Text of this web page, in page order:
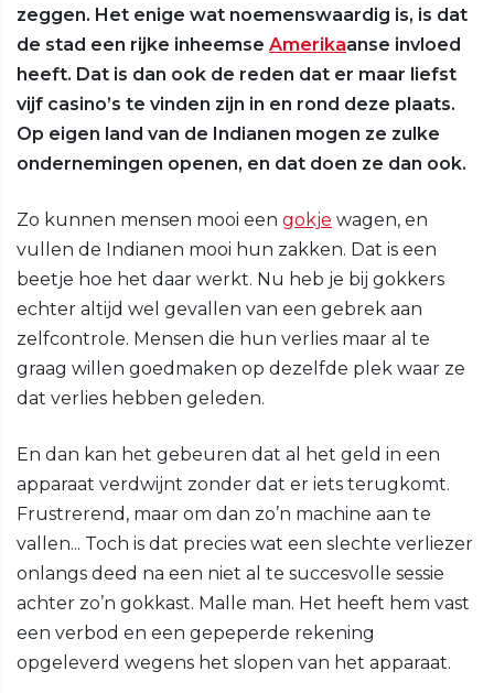
zeggen. Het enige wat noemenswaardig is, is dat
de stad een rijke inheemse Amerikaanse invloed
heeft. Dat is dan ook de reden dat er maar liefst
vijf casino’s te vinden zijn in en rond deze plaats.
Op eigen land van de Indianen mogen ze zulke
ondernemingen openen, en dat doen ze dan ook.
Zo kunnen mensen mooi een gokje wagen, en
vullen de Indianen mooi hun zakken. Dat is een
beetje hoe het daar werkt. Nu heb je bij gokkers
echter altijd wel gevallen van een gebrek aan
zelfcontrole. Mensen die hun verlies maar al te
graag willen goedmaken op dezelfde plek waar ze
dat verlies hebben geleden.
En dan kan het gebeuren dat al het geld in een
apparaat verdwijnt zonder dat er iets terugkomt.
Frustrerend, maar om dan zo’n machine aan te
vallen... Toch is dat precies wat een slechte verliezer
onlangs deed na een niet al te succesvolle sessie
achter zo’n gokkast. Malle man. Het heeft hem vast
een verbod en een gepeperde rekening
opgeleverd wegens het slopen van het apparaat.